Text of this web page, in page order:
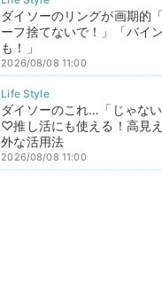
ダイソーのリングが画期的
ーフ捨てないで！」「バイ
も！」
2026/08/08 11:00
ダイソーのこれ…「じゃな
♡推し活にも使える！高見
外な活用法
2026/08/08 11:00